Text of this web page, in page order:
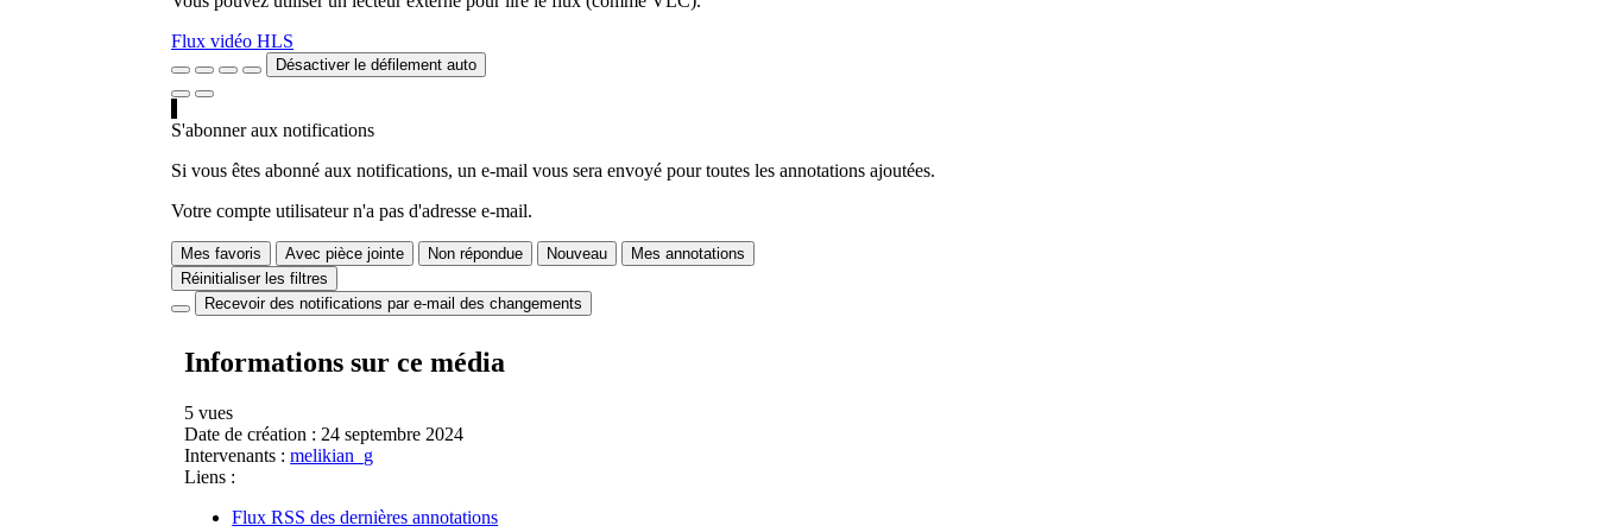
Flux vidéo HLS
Désactiver le défilement auto
S'abonner aux notifications
Si vous êtes abonné aux notifications, un e-mail vous sera envoyé pour toutes les annotations ajoutées.
Votre compte utilisateur n'a pas d'adresse e-mail.
Mes favoris Avec pièce jointe Non répondue Nouveau
Mes annotations
Réinitialiser les filtres
Recevoir des notifications par e-mail des changements
Informations sur ce média
5 vues
Date de création : 24 septembre 2024
Intervenants : melikian_g
Liens :
Flux RSS des dernières annotations